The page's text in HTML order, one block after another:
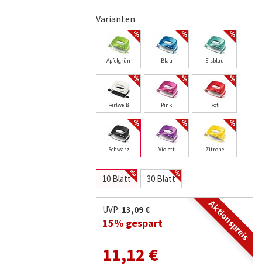
Varianten
Apfelgrün Blau Eisblau
Perlweiß Pink Rot
Schwarz Violett Zitrone
10 Blatt 30 Blatt
Aktionspreis
UVP:13,09 €
15% gespart
11,12 €